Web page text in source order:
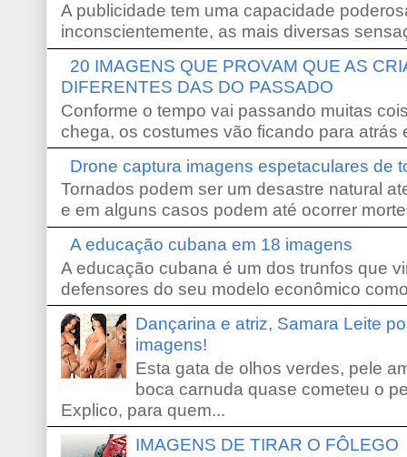
A publicidade tem uma capacidade
inconscientemente, as mais diversas
20 IMAGENS QUE PROVAM QUE AS
DIFERENTES DAS DO PASSADO
Conforme o tempo vai passando muitas
chega, os costumes vão ficando para atrás
Drone captura imagens espetaculares de
Tornados podem ser um desastre natural
e em alguns casos podem até ocorrer
A educação cubana em 18 imagens
A educação cubana é um dos trunfos que
defensores do seu modelo econômico
Dançarina e atriz, Samara Leite
imagens!
Esta gata de olhos verdes, pele
boca carnuda quase cometeu o
Explico, para quem...
IMAGENS DE TIRAR O FÔLEGO